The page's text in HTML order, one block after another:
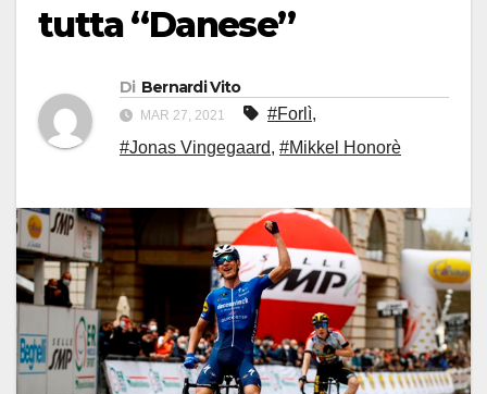
tutta “Danese”
Di Bernardi Vito
MAR 27, 2021 #Forlì,
#Jonas Vingegaard, #Mikkel Honorè